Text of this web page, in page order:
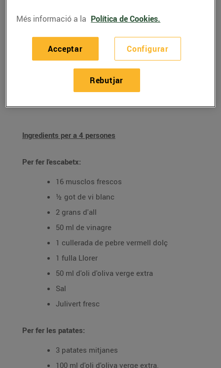
RECEPTES
Patates amb musclos
en escabetx casolà
Per només 2,30 €
30/d’abril/2024
Ingredients per a 4 persones
Per fer l'escabetx:
16 musclos frescos
½ got de vi blanc
2 grans d'all
50 ml de vinagre
1 cullerada de pebre vermell dolç
1 fulla Llorer
50 ml d'oli d'oliva verge extra
Sal
Julivert fresc
Per fer les patates:
3 patates mitjanes
100 ml d'oli d'oliva verge extra.
Més informació a la Política de Cookies.
Configurar
Rebutjar
Acceptar